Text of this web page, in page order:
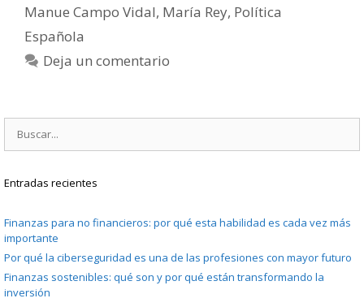
Manue Campo Vidal, María Rey, Política
Española
Deja un comentario
Entradas recientes
Finanzas para no financieros: por qué esta habilidad es cada vez más
importante
Por qué la ciberseguridad es una de las profesiones con mayor futuro
Finanzas sostenibles: qué son y por qué están transformando la
inversión